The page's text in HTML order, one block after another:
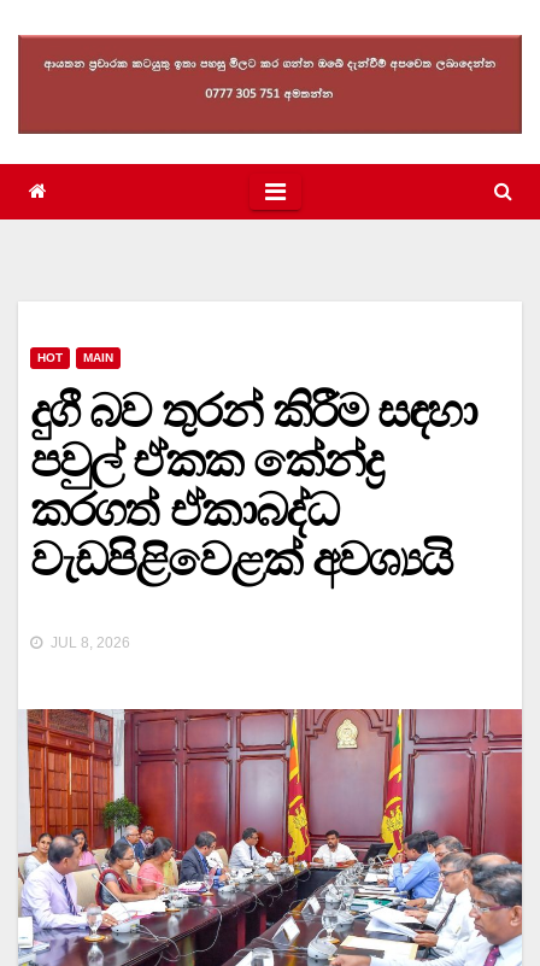
HOT MAIN
දුගී බව තුරන් කිරීම සඳහා
පවුල් ඒකක කේන්ද්‍ර
කරගත් ඒකාබද්ධ
වැඩපිළිවෙළක් අවශ්‍යයි
JUL 8, 2026